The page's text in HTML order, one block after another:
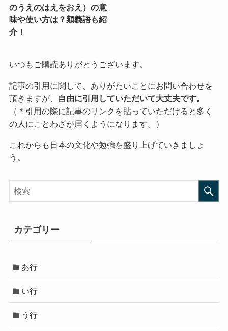
のうえのはえをおえ）の意
味や使い方は？類義語も紹
介！
いつもご購読ありがとうございます。
記事の引用に関して、ありがたいことにお問い合わせを
頂きますが、
自由に引用していただいて大丈夫です。
（＊引用の際に記事のリンクを貼っていただけると多く
の人にことわざが届くようになります。）
これからも日本の文化や勉強を盛り上げていきましょ
う。
カテゴリー
あ行
い行
う行